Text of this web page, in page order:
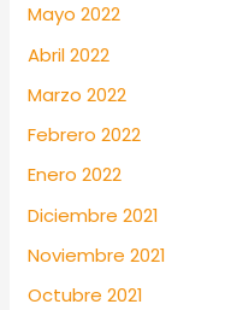
Mayo 2022
Abril 2022
Marzo 2022
Febrero 2022
Enero 2022
Diciembre 2021
Noviembre 2021
Octubre 2021